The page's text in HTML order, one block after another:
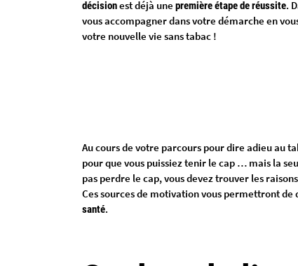
décisionest déjà une première étape de réussite.
vous accompagner dans votre démarche en
votre nouvelle vie sans tabac !
Au cours de votre parcours pour dire adieu au
pour que vous puissiez tenir le cap … mais la
pas perdre le cap, vous devez trouver les
Ces sources de motivation vous permettront
santé.